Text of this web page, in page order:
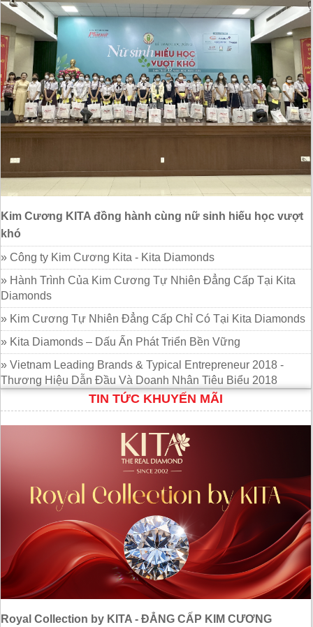
Kim Cương KITA đồng hành cùng nữ sinh hiếu học vượt
khó
» Công ty Kim Cương Kita - Kita Diamonds
» Hành Trình Của Kim Cương Tự Nhiên Đẳng Cấp Tại Kita
Diamonds
» Kim Cương Tự Nhiên Đẳng Cấp Chỉ Có Tại Kita Diamonds
» Kita Diamonds – Dấu Ấn Phát Triển Bền Vững
» Vietnam Leading Brands & Typical Entrepreneur 2018 -
Thương Hiệu Dẫn Đầu Và Doanh Nhân Tiêu Biểu 2018
TIN TỨC KHUYẾN MÃI
Royal Collection by KITA - ĐẲNG CẤP KIM CƯƠNG